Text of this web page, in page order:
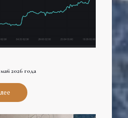
2026 года